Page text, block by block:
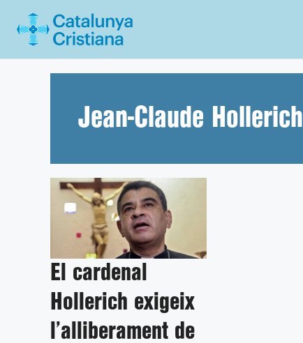
Jean-Claude Hollerich
El cardenal
Hollerich exigeix
l’alliberament de